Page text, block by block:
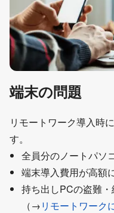
端末の問題
リモートワーク導入時
す。
全員分のノートパソ
端末導入費用が高額
持ち出しPCの盗難
（→リモートワーク